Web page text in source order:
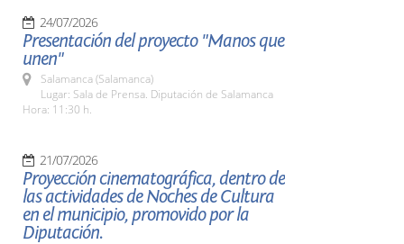
24/07/2026
Presentación del proyecto "Manos que
unen"
Salamanca (Salamanca)
Lugar: Sala de Prensa. Diputación de Salamanca
Hora: 11:30 h.
21/07/2026
Proyección cinematográfica, dentro de
las actividades de Noches de Cultura
en el municipio, promovido por la
Diputación.